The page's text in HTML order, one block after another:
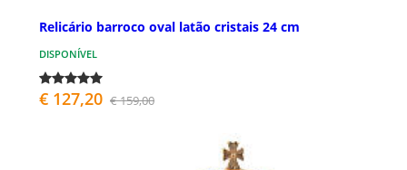
Relicário barroco oval latão cristais 24 cm
DISPONÍVEL
€ 127,20 € 159,00